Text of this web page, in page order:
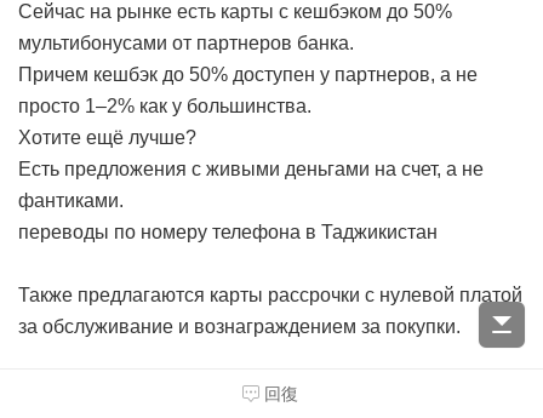
Сейчас на рынке есть карты с кешбэком до 50%
мультибонусами от партнеров банка.
Причем кешбэк до 50% доступен у партнеров, а не
просто 1–2% как у большинства.
Хотите ещё лучше?
Есть предложения с живыми деньгами на счет, а не
фантиками.
переводы по номеру телефона в Таджикистан
Также предлагаются карты рассрочки с нулевой платой
за обслуживание и вознаграждением за покупки.
Бесплатные переводы и платежи
回復